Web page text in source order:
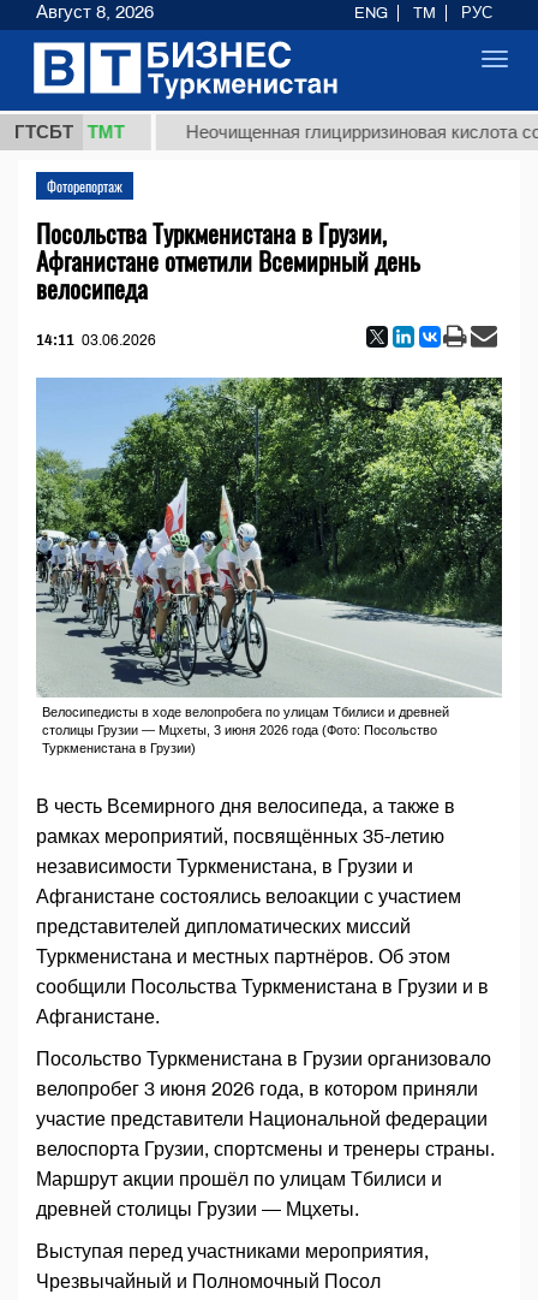
ГТСБТ
ТМТ Неочищенная глицирризиновая кислота
Фоторепортаж
Посольства Туркменистана в Грузии,
Афганистане отметили Всемирный день
велосипеда
14:11 03.06.2026
Велосипедисты в ходе велопробега по улицам Тбилиси и древней
столицы Грузии — Мцхеты, 3 июня 2026 года (Фото: Посольство
Туркменистана в Грузии)
В честь Всемирного дня велосипеда, а также в
рамках мероприятий, посвящённых 35-летию
независимости Туркменистана, в Грузии и
Афганистане состоялись велоакции с участием
представителей дипломатических миссий
Туркменистана и местных партнёров. Об этом
сообщили Посольства Туркменистана в Грузии и в
Афганистане.
Посольство Туркменистана в Грузии организовало
велопробег 3 июня 2026 года, в котором приняли
участие представители Национальной федерации
велоспорта Грузии, спортсмены и тренеры страны.
Маршрут акции прошёл по улицам Тбилиси и
древней столицы Грузии — Мцхеты.
Выступая перед участниками мероприятия,
Чрезвычайный и Полномочный Посол
Август 8, 2026 ENG TM РУС